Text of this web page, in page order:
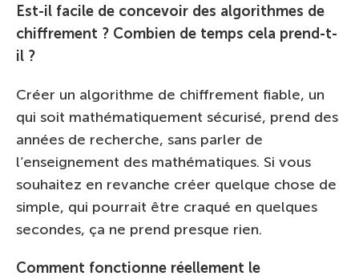
Est-il facile de concevoir des algorithmes de
chiffrement ? Combien de temps cela prend-t-
il ?
Créer un algorithme de chiffrement fiable, un
qui soit mathématiquement sécurisé, prend des
années de recherche, sans parler de
l’enseignement des mathématiques. Si vous
souhaitez en revanche créer quelque chose de
simple, qui pourrait être craqué en quelques
secondes, ça ne prend presque rien.
Comment fonctionne réellement le